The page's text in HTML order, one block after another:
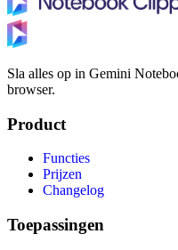
Sla alles op in Gemini
browser.
Product
Functies
Prijzen
Changelog
Toepassingen